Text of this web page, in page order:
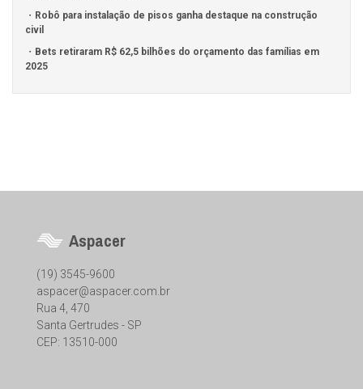
Robô para instalação de pisos ganha destaque na construção
civil
Bets retiraram R$ 62,5 bilhões do orçamento das famílias em
2025
Aspacer
(19) 3545-9600
aspacer@aspacer.com.br
Rua 4, 470
Santa Gertrudes - SP
CEP: 13510-000